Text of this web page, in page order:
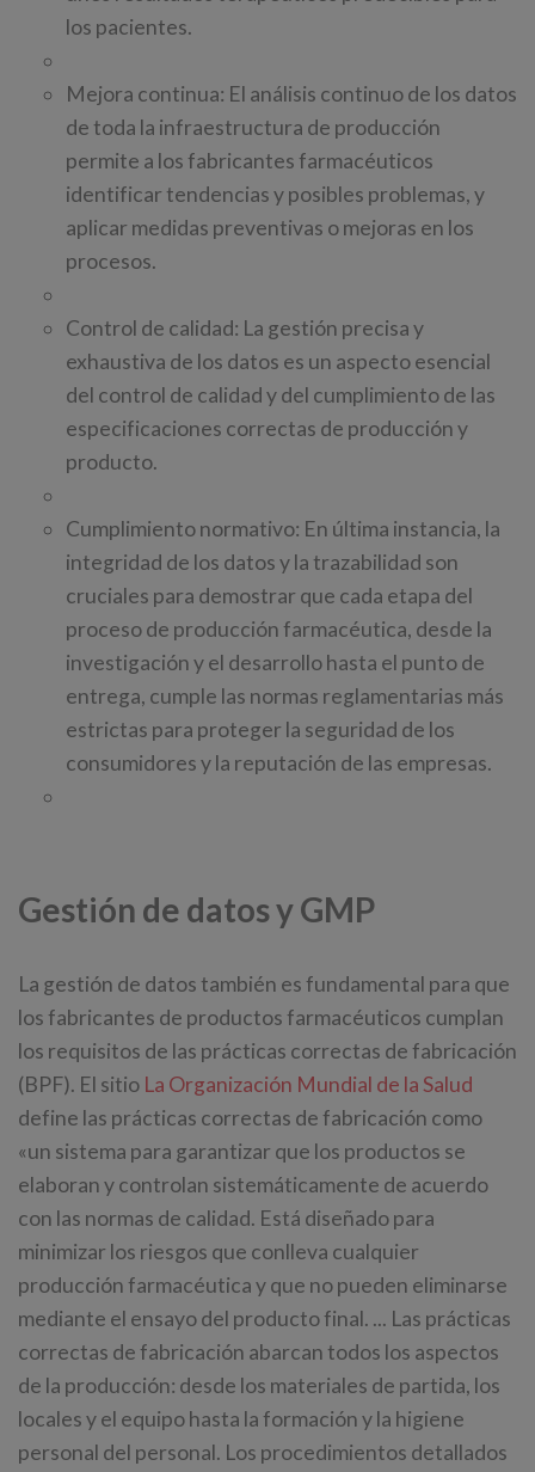
los pacientes.
Mejora continua: El análisis continuo de los datos
de toda la infraestructura de producción
permite a los fabricantes farmacéuticos
identificar tendencias y posibles problemas, y
aplicar medidas preventivas o mejoras en los
procesos.
Control de calidad: La gestión precisa y
exhaustiva de los datos es un aspecto esencial
del control de calidad y del cumplimiento de las
especificaciones correctas de producción y
producto.
Cumplimiento normativo: En última instancia, la
integridad de los datos y la trazabilidad son
cruciales para demostrar que cada etapa del
proceso de producción farmacéutica, desde la
investigación y el desarrollo hasta el punto de
entrega, cumple las normas reglamentarias más
estrictas para proteger la seguridad de los
consumidores y la reputación de las empresas.
Gestión de datos y GMP
La gestión de datos también es fundamental para que
los fabricantes de productos farmacéuticos cumplan
los requisitos de las prácticas correctas de fabricación
(BPF). El sitio La Organización Mundial de la Salud
define las prácticas correctas de fabricación como
«un sistema para garantizar que los productos se
elaboran y controlan sistemáticamente de acuerdo
con las normas de calidad. Está diseñado para
minimizar los riesgos que conlleva cualquier
producción farmacéutica y que no pueden eliminarse
mediante el ensayo del producto final. ... Las prácticas
correctas de fabricación abarcan todos los aspectos
de la producción: desde los materiales de partida, los
locales y el equipo hasta la formación y la higiene
personal del personal. Los procedimientos detallados